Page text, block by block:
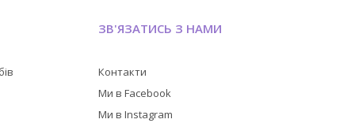
ЗВ'ЯЗАТИСЬ З НАМИ
Контакти
Ми в Facebook
Ми в Instagram